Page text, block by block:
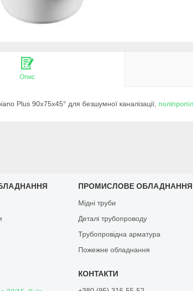
Опис
Plus 90х75х45° для безшумної каналізації,
ПРОМИСЛОВЕ ОБЛАДНАННЯ
Мідні труби
Деталі трубопроводу
Трубопровідна арматура
Пожежне обладнання